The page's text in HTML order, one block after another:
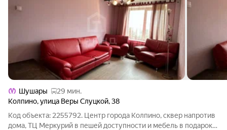
Шушары
29 мин.
Колпино,улица Веры Слуцкой,38
Код объекта: 2255792. Центр города Колпино, сквер напротив
дома, ТЦ Меркурий в пешей доступности и мебель в подарок